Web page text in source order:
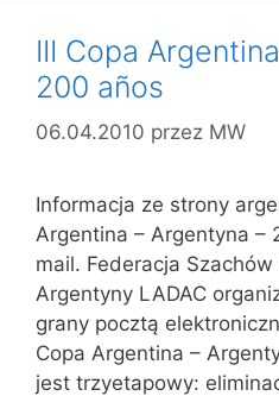
III Copa
200 años
06.04.2010 przez MW
Informacja ze strony
Argentina – Argentyna –
mail. Federacja
Argentyny LADAC
grany pocztą
Copa Argentina –
jest trzyetapowy: